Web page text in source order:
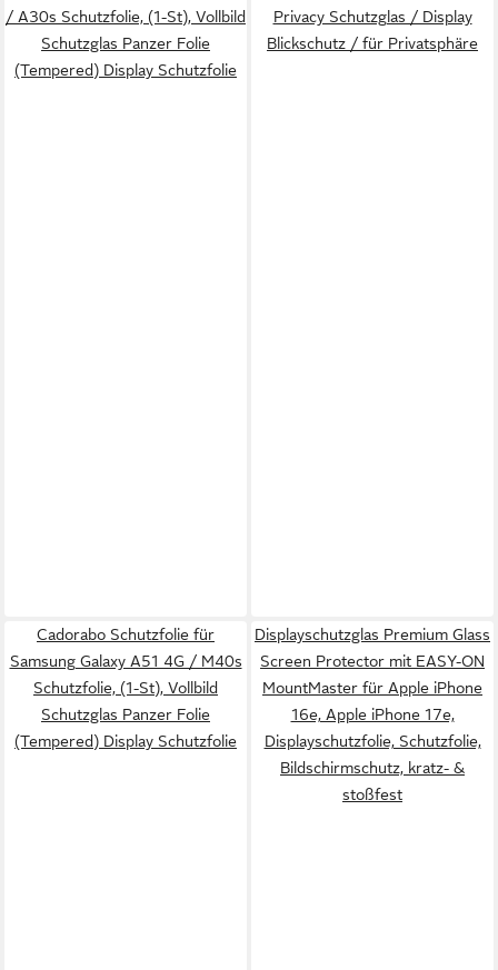
/ A30s Schutzfolie, (1-St), Vollbild
Schutzglas Panzer Folie
(Tempered) Display Schutzfolie
Privacy Schutzglas / Display
Blickschutz / für Privatsphäre
Cadorabo Schutzfolie für
Samsung Galaxy A51 4G / M40s
Schutzfolie, (1-St), Vollbild
Schutzglas Panzer Folie
(Tempered) Display Schutzfolie
Displayschutzglas Premium Glass
Screen Protector mit EASY-ON
MountMaster für Apple iPhone
16e, Apple iPhone 17e,
Displayschutzfolie, Schutzfolie,
Bildschirmschutz, kratz- &
stoßfest